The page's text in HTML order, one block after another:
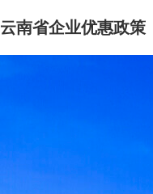
云南省企业优惠政策